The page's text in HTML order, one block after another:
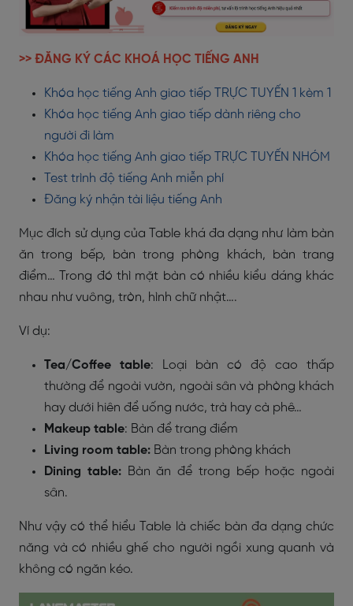
>> ĐĂNG KÝ CÁC KHOÁ HỌC TIẾNG ANH
Khóa học tiếng Anh giao tiếp TRỰC TUYẾN 1 kèm 1
Khóa học tiếng Anh giao tiếp dành riêng cho
người đi làm
Khóa học tiếng Anh giao tiếp TRỰC TUYẾN NHÓM
Test trình độ tiếng Anh miễn phí
Đăng ký nhận tài liệu tiếng Anh
Mục đích sử dụng của Table khá đa dạng như làm bàn
ăn trong bếp, bàn trong phòng khách, bàn trang
điểm… Trong đó thì mặt bàn có nhiều kiểu dáng khác
nhau như vuông, tròn, hình chữ nhật….
Ví dụ:
Tea/Coffee table: Loại bàn có độ cao thấp
thường để ngoài vườn, ngoài sân và phòng khách
hay dưới hiên để uống nước, trà hay cà phê…
Makeup table: Bàn để trang điểm
Living room table: Bàn trong phòng khách
Dining table:Bàn ăn để trong bếp hoặc ngoài
sân.
Như vậy có thể hiểu Table là chiếc bàn đa dạng chức
năng và có nhiều ghế cho người ngồi xung quanh và
không có ngăn kéo.